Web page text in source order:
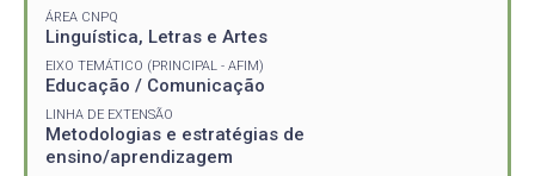
ÁREA CNPQ
Linguística, Letras e Artes
EIXO TEMÁTICO (PRINCIPAL - AFIM)
Educação / Comunicação
LINHA DE EXTENSÃO
Metodologias e estratégias de
ensino/aprendizagem